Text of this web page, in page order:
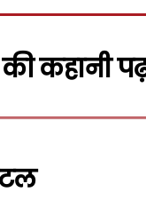
कहानी